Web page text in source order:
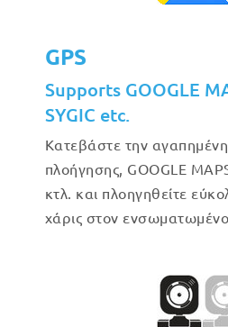
GPS
Supports GOOGLE
SYGIC etc.
Κατεβάστε την
πλοήγησης, GOOGLE
κτλ. και πλοηγηθείτε
χάρις στον